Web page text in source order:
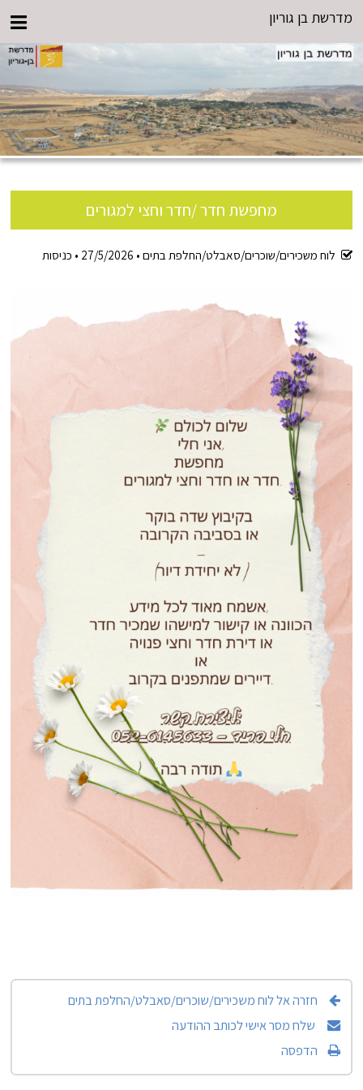
מדרשת בן גוריון
מחפשת חדר /חדר וחצי למגורים
לוח משכירים/שוכרים/סאבלט/החלפת בתים • 27/5/2026
• כניסות
חזרה אל לוח משכירים/שוכרים/סאבלט/החלפת בתים
שלח מסר אישי לכותב ההודעה
הדפסה